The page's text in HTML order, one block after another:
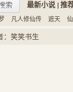
最新小说 推
凡人修仙传 遮天
：笑笑书生